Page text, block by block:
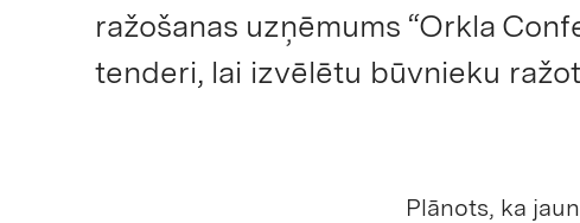
ražošanas uzņēmums “Orkla
tenderi, lai izvēlētu būvnieku
Plānots, ka